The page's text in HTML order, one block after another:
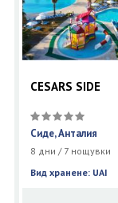
CESARS SIDE
Сиде, Анталия
8 дни / 7 нощувки
Вид хранене: UAI